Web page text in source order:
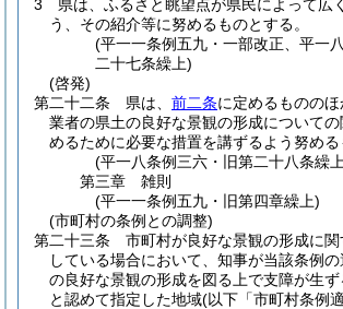
3
県は、ふるさと眺望点が県民によって広
う、その紹介等に努めるものとする。
(平一一条例五九・一部改正、平一
二十七条繰上)
(啓発)
第二十二条
県は、 前二条に定めるものの
業者の県土の良好な景観の形成について
めるために必要な措置を講ずるよう努める
(平一八条例三六・旧第二十八条繰
第三章
雑則
(平一一条例五九・旧第四章繰上)
(市町村の条例との調整)
第二十三条
市町村が良好な景観の形成に
している場合において、知事が当該条例
の良好な景観の形成を図る上で支障が生
と認めて指定した地域(以下「市町村条例